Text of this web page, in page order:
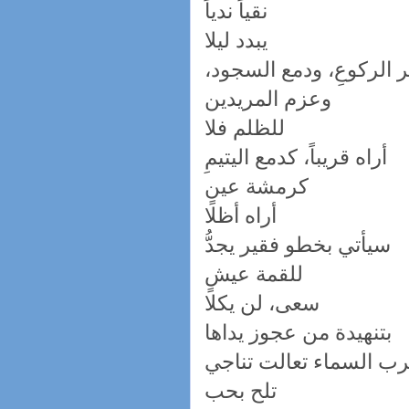
نقياً ندياً
يبدد ليلا
الركوعِ، ودمع السجود،
وعزم المريدين
للظلم فلا
أراه قريباً، كدمع اليتيمِ
كرمشة عينٍ
أراه أظلا
سيأتي بخطو فقير يجدُّ
للقمة عيشٍ
سعى، لن يكلا
بتنهيدة من عجوز يداها
السماء تعالت تناجي
تلح بحب